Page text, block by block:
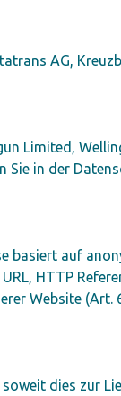
AG,
Limited,
Sie in der
basiert auf
HTTP
Website (Art.
dies zur